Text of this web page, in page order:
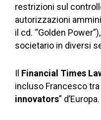
restrizioni sul
autorizzazioni
il cd. “Golden
societario in diversi
Il Financial Times
incluso Francesco tra
innovators” d’Europa.